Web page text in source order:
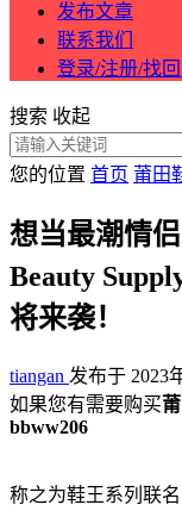
发布文章
联系我们
登录/注册/找
搜索 收起
您的位置 首页 莆田
想当最潮情
Beauty
将来袭！
tiangan 发布于 2023
如果您有需要购买
bbww206
称之为鞋王系列联